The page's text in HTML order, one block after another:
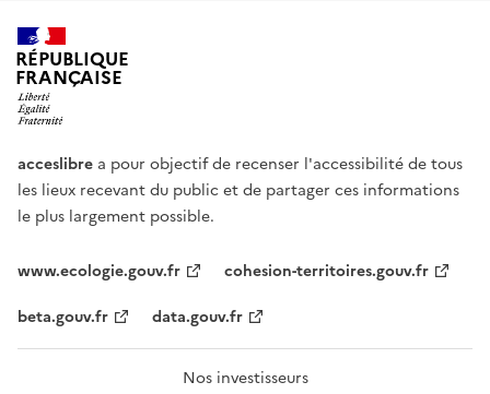
RÉPUBLIQUE
FRANÇAISE
acceslibre a pour objectif de recenser l'accessibilité de tous
les lieux recevant du public et de partager ces informations
le plus largement possible.
www.ecologie.gouv.fr
cohesion-territoires.gouv.fr
beta.gouv.fr
data.gouv.fr
Nos investisseurs